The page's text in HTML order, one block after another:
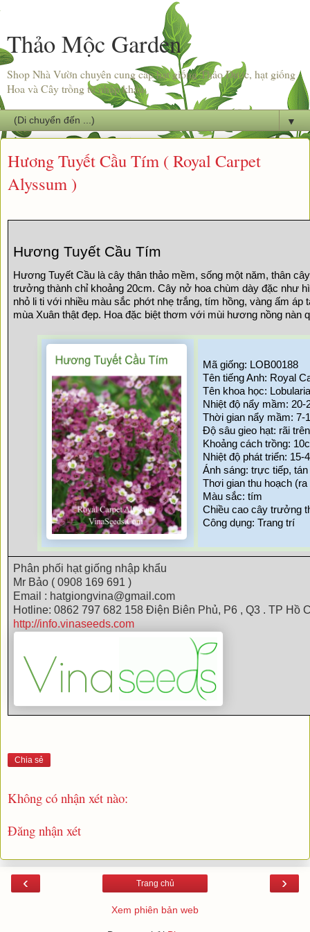
Thảo Mộc Garden
Shop Nhà Vườn chuyên cung cấp hạt giống Thảo Dược, hạt giống
Hoa và Cây trồng từ nhập khẩu.
▼
Hương Tuyết Cầu Tím ( Royal Carpet
Alyssum )
Hương Tuyết Cầu Tím
Hương Tuyết Cầu là cây thân thảo mềm, sống một năm, thân
trưởng thành chỉ khoảng 20cm. Cây nở hoa chùm dày đặc như
nhỏ li ti với nhiều màu sắc phớt nhẹ trắng, tím hồng, vàng ấm áp
mùa Xuân thật đẹp. Hoa đặc biệt thơm với mùi hương nồng nàn
Mã giống: LOB00188
Tên tiếng Anh: Royal
Tên khoa học:
Nhiệt độ nẩy mầm: 20-
Thời gian nẩy mầm: 7-
Độ sâu gieo hạt: rãi
Khoảng cách trồng:
Nhiệt độ phát triển: 15-
Ánh sáng: trực tiếp, tán
Thơi gian thu hoạch
Màu sắc: tím
Chiều cao cây trưởng
Công dụng: Trang trí
Phân phối hạt giống nhập khẩu
Mr Bảo ( 0908 169 691 )
Email : hatgiongvina@gmail.com
Hotline: 0862 797 682 158 Điện Biên Phủ, P6 , Q3 . TP Hồ
http://info.vinaseeds.com
Chia sẻ
Không có nhận xét nào:
Đăng nhận xét
‹ ›
Trang chủ
Xem phiên bản web